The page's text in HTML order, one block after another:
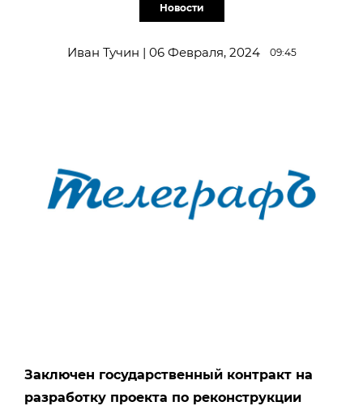
Новости
Иван Тучин | 06 Февраля, 2024 09:45
Заключен государственный контракт на
разработку проекта по реконструкции